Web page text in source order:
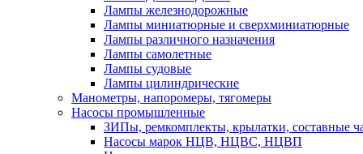
Лампы железнодорожные
Лампы миниатюрные и сверхминиатюрные
Лампы различного назначения
Лампы самолетные
Лампы судовые
Лампы цилиндрические
Манометры, напоромеры, тягомеры
Насосы промышленные
ЗИПы, ремкомплекты, крылатки, составные
Насосы марок НЦВ, НЦВС, НЦВП